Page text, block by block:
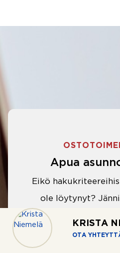
KRISTA
OTA
Apua
Eikö
ole löytynyt?
Välittäjämme